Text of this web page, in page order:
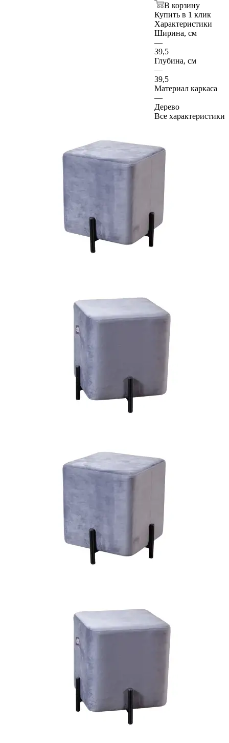
В корзину
Купить в 1 клик
Характеристики
Ширина, см
—
39,5
Глубина, см
—
39,5
Материал каркаса
—
Дерево
Все характеристики